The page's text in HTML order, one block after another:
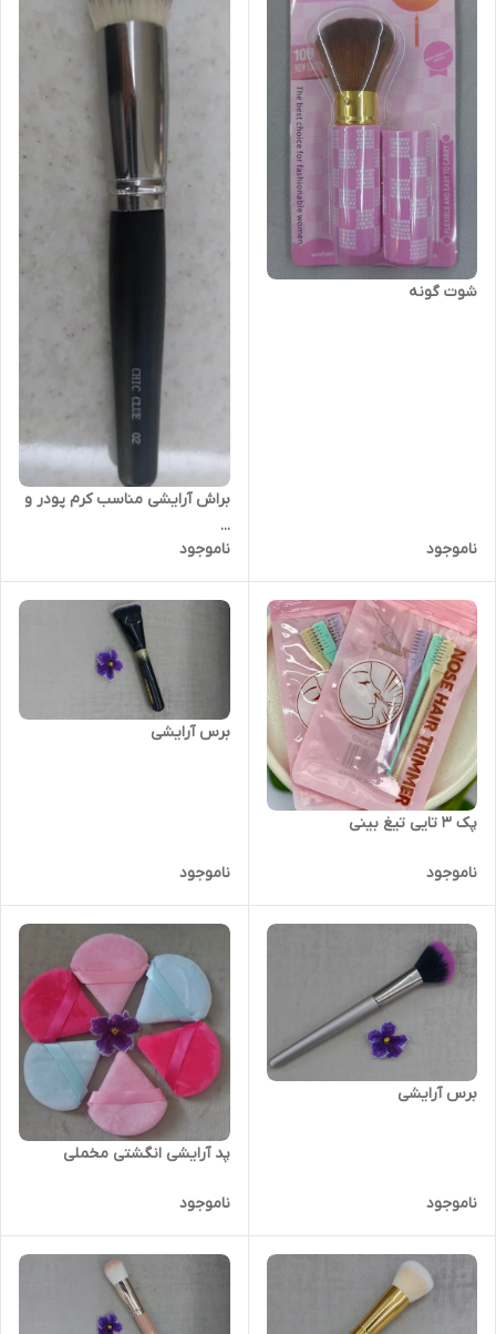
شوت گونه
ناموجود
براش آرایشی مناسب کرم پودر و
...
ناموجود
پک ۳ تایی تیغ بینی
ناموجود
برس آرایشی
ناموجود
برس آرایشی
ناموجود
پد آرایشی انگشتی مخملی
ناموجود